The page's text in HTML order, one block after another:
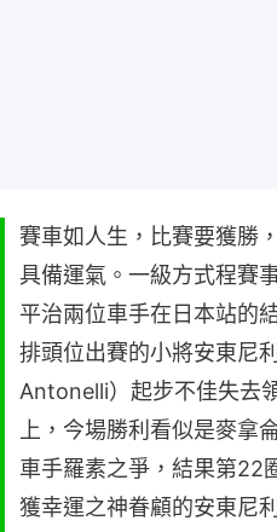
賽車如人生，比賽要獲勝
具備運氣。一級方式程賽
平治兩位車手在日本站的
排頭位出賽的小將安東尼
Antonelli）起步不佳失去
上，今場勝利看似是麥拿
車手羅素之爭，結果第22
獲幸運之神眷顧的安東尼